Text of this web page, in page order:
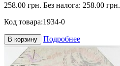
258.00 грн. Без налога: 258.00 грн.
Код товара:1934-0
В корзину Подробнее